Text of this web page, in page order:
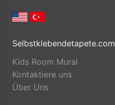
Selbstklebendetapete.com
Kids Room Mural
Kontaktiere uns
Über Uns